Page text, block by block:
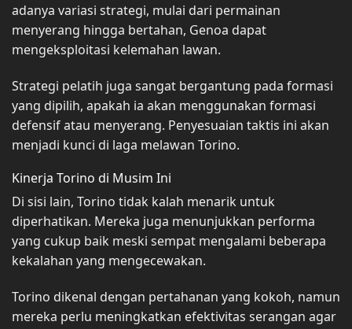
adanya variasi strategi, mulai dari permainan
menyerang hingga bertahan, Genoa dapat
mengeksploitasi kelemahan lawan.
Strategi pelatih juga sangat bergantung pada formasi
yang dipilih, apakah ia akan menggunakan formasi
defensif atau menyerang. Penyesuaian taktis ini akan
menjadi kunci di laga melawan Torino.
Kinerja Torino di Musim Ini
Di sisi lain, Torino tidak kalah menarik untuk
diperhatikan. Mereka juga menunjukkan performa
yang cukup baik meski sempat mengalami beberapa
kekalahan yang mengecewakan.
Torino dikenal dengan pertahanan yang kokoh, namun
mereka perlu meningkatkan efektivitas serangan agar